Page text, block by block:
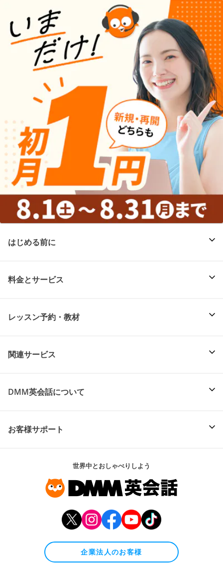
はじめる前に
料金とサービス
レッスン予約・教材
関連サービス
DMM英会話について
お客様サポート
世界中とおしゃべりしよう
企業法人のお客様